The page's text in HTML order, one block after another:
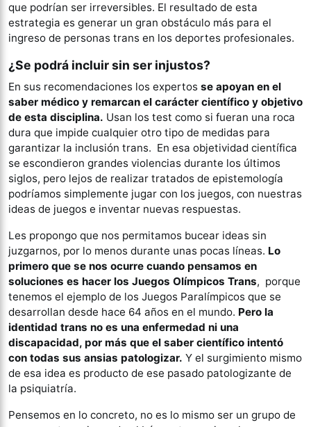
que podrían ser irreversibles. El resultado de esta
estrategia es generar un gran obstáculo más para el
ingreso de personas trans en los deportes profesionales.
¿Se podrá incluir sin ser injustos?
En sus recomendaciones los expertos se apoyan en el
saber médico y remarcan el carácter científico y objetivo
de esta disciplina. Usan los test como si fueran una roca
dura que impide cualquier otro tipo de medidas para
garantizar la inclusión trans. En esa objetividad científica
se escondieron grandes violencias durante los últimos
siglos, pero lejos de realizar tratados de epistemología
podríamos simplemente jugar con los juegos, con nuestras
ideas de juegos e inventar nuevas respuestas.
Les propongo que nos permitamos bucear ideas sin
juzgarnos, por lo menos durante unas pocas líneas. Lo
primero que se nos ocurre cuando pensamos en
soluciones es hacer los Juegos Olímpicos Trans, porque
tenemos el ejemplo de los Juegos Paralímpicos que se
desarrollan desde hace 64 años en el mundo. Pero la
identidad trans no es una enfermedad ni una
discapacidad, por más que el saber científico intentó
con todas sus ansias patologizar. Y el surgimiento mismo
de esa idea es producto de ese pasado patologizante de
la psiquiatría.
Pensemos en lo concreto, no es lo mismo ser un grupo de